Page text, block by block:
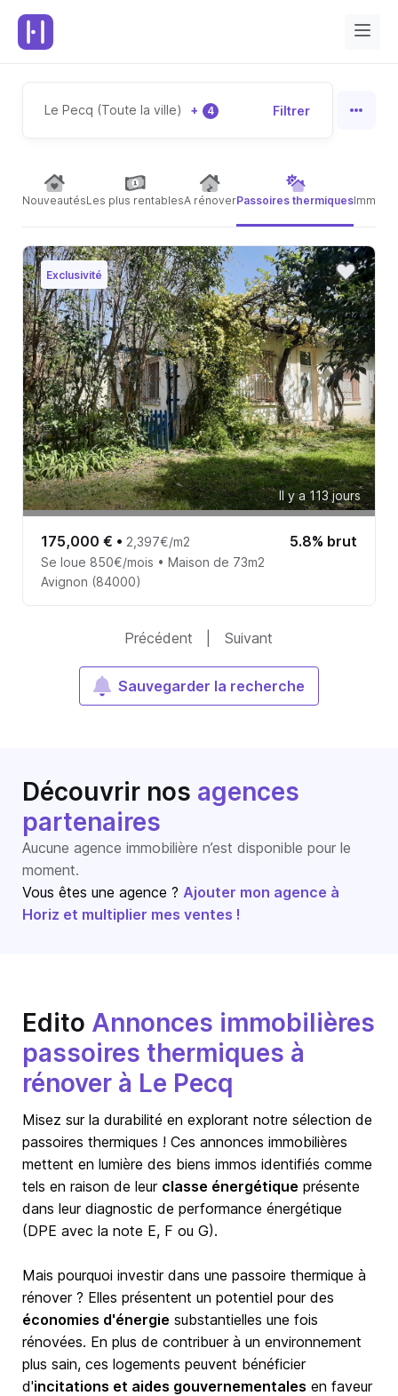
Le Pecq (Toute la ville) + 4 Filtrer
NouveautésLes plus rentablesA rénoverPassoires thermiques
Exclusivité
Il y a 113 jours
175,000 € • 2,397€/m2 5.8% brut
Se loue 850€/mois • Maison de 73m2
Avignon (84000)
Précédent Suivant
Sauvegarder la recherche
Découvrir nos agences
partenaires
Aucune agence immobilière n’est disponible pour le
moment.
Vous êtes une agence ? Ajouter mon agence à
Horiz et multiplier mes ventes !
Edito Annonces immobilières
passoires thermiques à
rénover à Le Pecq
Misez sur la durabilité en explorant notre sélection de
passoires thermiques ! Ces annonces immobilières
mettent en lumière des biens immos identifiés comme
tels en raison de leur classe énergétique présente
dans leur diagnostic de performance énergétique
(DPE avec la note E, F ou G).
Mais pourquoi investir dans une passoire thermique à
rénover ? Elles présentent un potentiel pour des
économies d'énergie substantielles une fois
rénovées. En plus de contribuer à un environnement
plus sain, ces logements peuvent bénéficier
d'incitations et aides gouvernementales en faveur